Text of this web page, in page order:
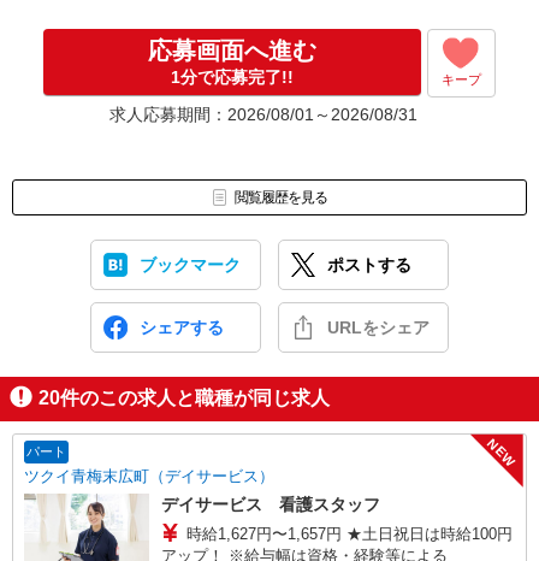
応募画面へ進む
1分で応募完了!! キープ
求人応募期間：2026/08/01～2026/08/31
閲覧履歴を見る
ブックマーク ポストする
シェアする URLをシェア
20件のこの求人と職種が同じ求人
パート
ツクイ青梅末広町（デイサービス）
NEW
デイサービス 看護スタッフ
時給1,627円〜1,657円 ★土日祝日は時給100円
アップ！ ※給与幅は資格・経験等による